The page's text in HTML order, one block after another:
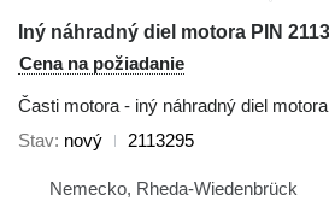
Cena na požiadanie
Časti motora - iný náhradný diel motora
Stav nový 2113295
Nemecko, Rheda-Wiedenbrück